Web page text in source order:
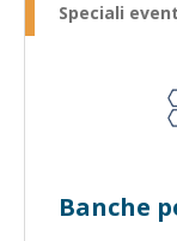
Speciali
Banche